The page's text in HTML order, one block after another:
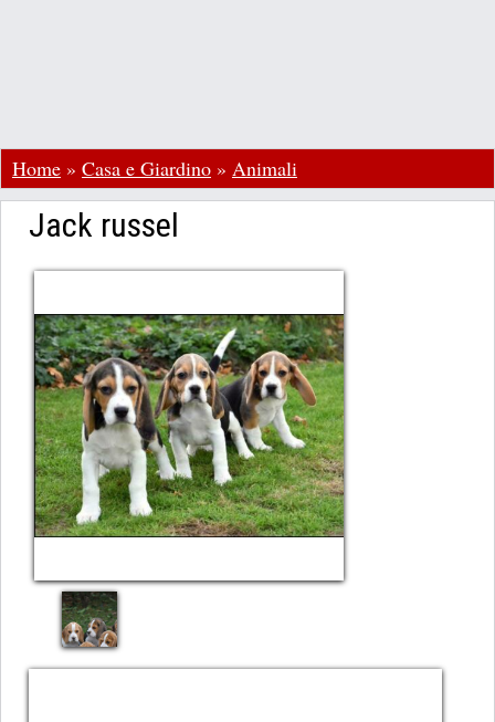
Home » Casa e Giardino » Animali
Jack russel